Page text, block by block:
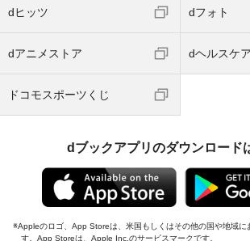
dヒッツ dフォト
dアニメストア dヘルスケア
ドコモスポーツくじ
dブックアプリのダウンロード
Appleのロゴ、App Storeは、米国もしくはその他の国や地域
す。App Storeは、Apple Inc.のサービスマークです。